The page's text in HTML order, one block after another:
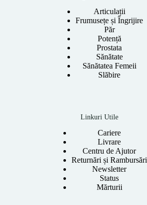
Articulații
Frumusețe și Îngrijire
Păr
Potență
Prostata
Sănătate
Sănătatea Femeii
Slăbire
Linkuri Utile
Cariere
Livrare
Centru de Ajutor
Returnări și Rambursări
Newsletter
Status
Mărturii